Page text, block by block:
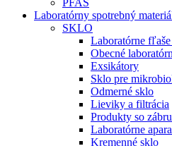
PFAS
Laboratórny spotrebný
SKLO
Laboratórne
Obecné
Exsikátory
Sklo pre
Odmerné sklo
Lieviky a filtrácia
Produkty so
Laboratórne
Kremenné sklo